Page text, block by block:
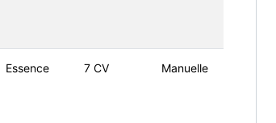
Essence 7 CV Manuelle